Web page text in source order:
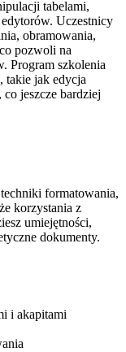
tabelami,
Uczestnicy
obramowania,
pozwoli na
Program szkolenia
takie jak edycja
jeszcze bardziej
formatowania,
korzystania z
umiejętności,
dokumenty.
i akapitami